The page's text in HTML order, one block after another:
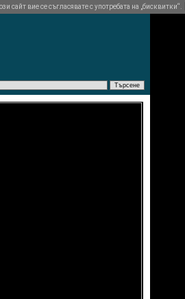
сайт вие се съгласявате с употребата на „бисквитки“.